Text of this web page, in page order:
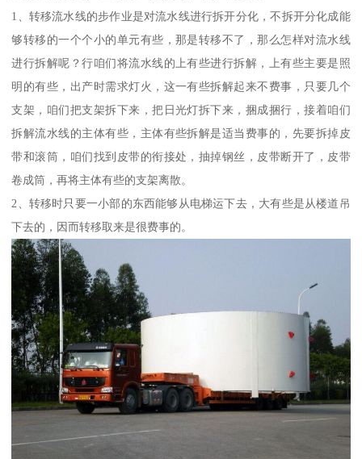
1、转移流水线的步作业是对流水线进行拆开分化，不拆开分化成能
够转移的一个个小的单元有些，那是转移不了，那么怎样对流水线
进行拆解呢？行咱们将流水线的上有些进行拆解，上有些主要是照
明的有些，出产时需求灯火，这一有些拆解起来不费事，只要几个
支架，咱们把支架拆下来，把日光灯拆下来，捆成捆行，接着咱们
拆解流水线的主体有些，主体有些拆解是适当费事的，先要拆掉皮
带和滚筒，咱们找到皮带的衔接处，抽掉钢丝，皮带断开了，皮带
卷成筒，再将主体有些的支架离散。
2、转移时只要一小部的东西能够从电梯运下去，大有些是从楼道吊
下去的，因而转移取来是很费事的。